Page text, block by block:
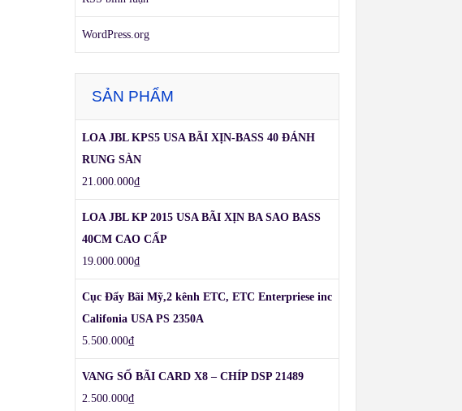
WordPress.org
SẢN PHẨM
LOA JBL KPS5 USA BÃI XỊN-BASS 40 ĐÁNH
RUNG SÀN
21.000.000₫
LOA JBL KP 2015 USA BÃI XỊN BA SAO BASS
40CM CAO CẤP
19.000.000₫
Cục Đẩy Bãi Mỹ,2 kênh ETC, ETC Enterpriese inc
Califonia USA PS 2350A
5.500.000₫
VANG SỐ BÃI CARD X8 – CHÍP DSP 21489
2.500.000₫